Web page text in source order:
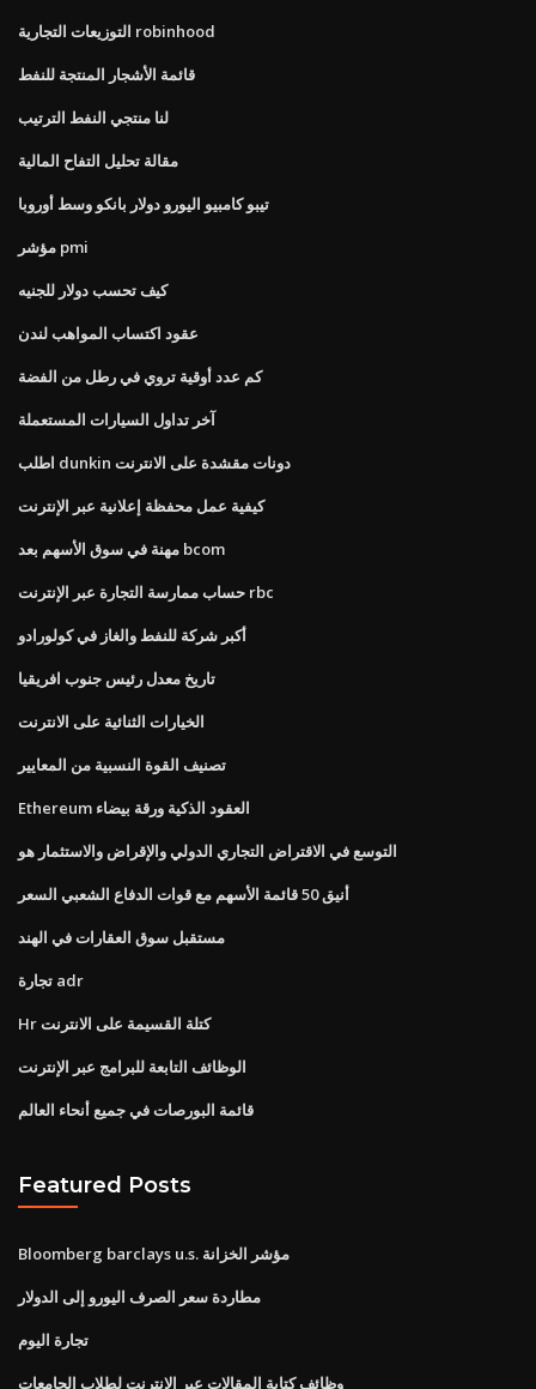
التوزيعات التجارية robinhood
قائمة الأشجار المنتجة للنفط
لنا منتجي النفط الترتيب
مقالة تحليل التفاح المالية
تيبو كامبيو اليورو دولار بانكو وسط أوروبا
مؤشر pmi
كيف تحسب دولار للجنيه
عقود اكتساب المواهب لندن
كم عدد أوقية تروي في رطل من الفضة
آخر تداول السيارات المستعملة
اطلب dunkin دونات مقشدة على الانترنت
كيفية عمل محفظة إعلانية عبر الإنترنت
مهنة في سوق الأسهم بعد bcom
حساب ممارسة التجارة عبر الإنترنت rbc
أكبر شركة للنفط والغاز في كولورادو
تاريخ معدل رئيس جنوب افريقيا
الخيارات الثنائية على الانترنت
تصنيف القوة النسبية من المعايير
Ethereum العقود الذكية ورقة بيضاء
التوسع في الاقتراض التجاري الدولي والإقراض والاستثمار هو
أنيق 50 قائمة الأسهم مع قوات الدفاع الشعبي السعر
مستقبل سوق العقارات في الهند
تجارة adr
Hr كتلة القسيمة على الانترنت
الوظائف التابعة للبرامج عبر الإنترنت
قائمة البورصات في جميع أنحاء العالم
Featured Posts
Bloomberg barclays u.s. مؤشر الخزانة
مطاردة سعر الصرف اليورو إلى الدولار
تجارة اليوم
وظائف كتابة المقالات عبر الإنترنت لطلاب الجامعات